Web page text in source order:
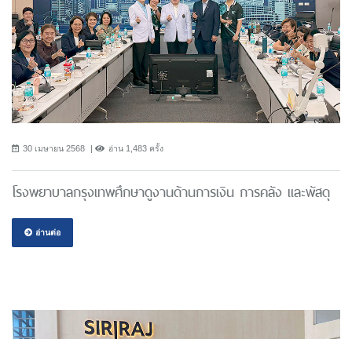
30 เมษายน 2568 อ่าน 1,483 ครั้ง
โรงพยาบาลกรุงเทพศึกษาดูงานด้านการเงิน การคลัง และพัสดุ
อ่านต่อ